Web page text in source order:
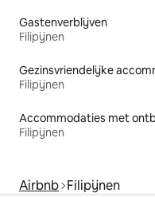
Gastenverblijven
Filipijnen
Filipijnen
Accommodaties met
Filipijnen
Airbnb Filipijnen